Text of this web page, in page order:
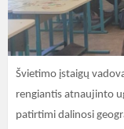
Švietimo įstaigų
rengiantis atnaujinto
patirtimi dalinosi